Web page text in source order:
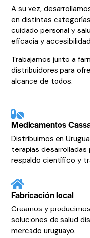
A su vez,
en distintas
cuidado personal y
eficacia y
Trabajamos junto a
distribuidores para
alcance de todos.
Medicamentos
Distribuimos en
terapias desarrolladas
respaldo científico y
Fabricación local
Creamos y
soluciones de salud
mercado uruguayo.